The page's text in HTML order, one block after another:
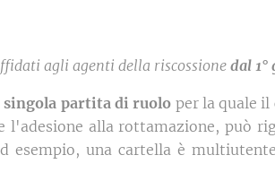
agli agenti della riscossione dal 1°
singola partita di ruolo per la quale
l'adesione alla rottamazione, può
esempio, una cartella è